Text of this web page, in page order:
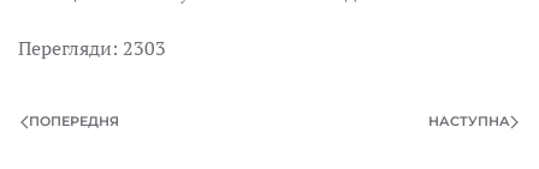
Перегляди: 2303
ПОПЕРЕДНЯ НАСТУПНА